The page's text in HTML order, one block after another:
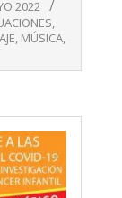
2022
,
, MÚSICA,